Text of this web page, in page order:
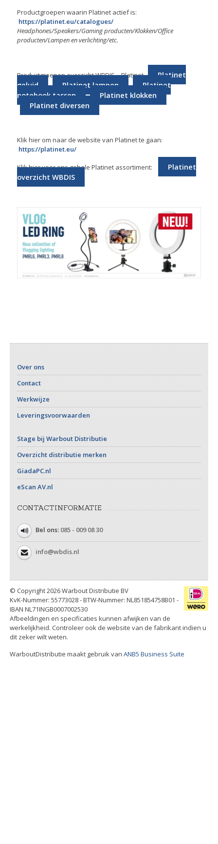
Productgroepen waarin Platinet actief is:
https://platinet.eu/catalogues/
Headphones/Speakers/Gaming producten/Klokken/Office
producten/Lampen en verlichting/etc.
Productgroepen overzicht WBDIS – Platinet
Platinet
geluid
Platinet lampen
Platinet
notebook tassen
Platinet klokken
Platinet diversen
Klik hier om naar de website van Platinet te gaan:
https://platinet.eu/
Klik hier voor ons gehele Platinet assortiment:
Platinet
overzicht WBDIS
Over ons
Contact
Werkwijze
Leveringsvoorwaarden
Stage bij Warbout Distributie
Overzicht distributie merken
GiadaPC.nl
eScan AV.nl
CONTACTINFORMATIE
Bel ons: 085 - 009 08 30
info@wbdis.nl
© Copyright 2026 Warbout Distributie BV
KvK-Nummer: 55773028 - BTW-Nummer: NL851854758B01 -
IBAN NL71INGB0007002530
Afbeeldingen en specificaties kunnen afwijken van de
werkelijkheid. Controleer ook de website van de fabrikant indien u
dit zeker wilt weten.
WarboutDistributie maakt gebruik van ANB5 Business Suite